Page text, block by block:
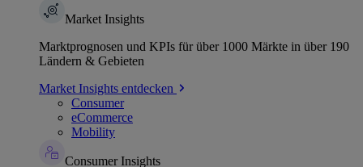
Market Insights
Marktprognosen und KPIs für über 1000 Märkte in über 190
Ländern & Gebieten
Market Insights entdecken
Consumer
eCommerce
Mobility
Consumer Insights